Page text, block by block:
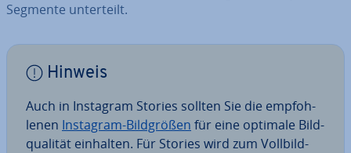
Segmente un­ter­teilt.
Hinweis
Auch in Instagram Stories sollten Sie die emp­foh­
le­nen Instagram-Bild­grö­ßen für eine optimale Bild­
qua­li­tät einhalten. Für Stories wird zum Voll­bild­